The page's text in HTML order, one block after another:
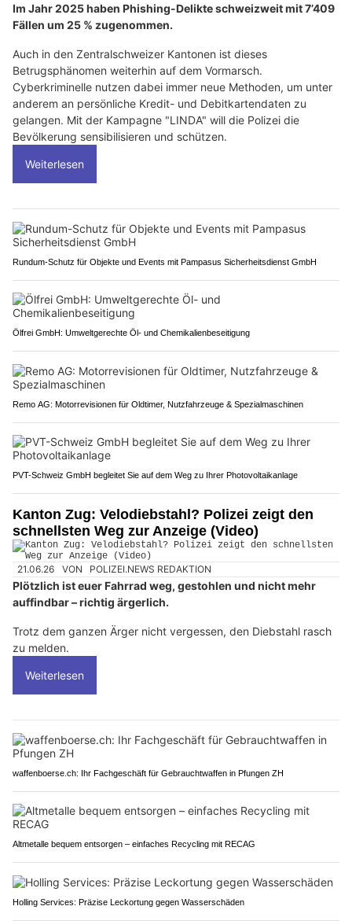
Im Jahr 2025 haben Phishing-Delikte schweizweit mit 7’409
Fällen um 25 % zugenommen.
Auch in den Zentralschweizer Kantonen ist dieses
Betrugsphänomen weiterhin auf dem Vormarsch.
Cyberkriminelle nutzen dabei immer neue Methoden, um unter
anderem an persönliche Kredit- und Debitkartendaten zu
gelangen. Mit der Kampagne "LINDA" will die Polizei die
Bevölkerung sensibilisieren und schützen.
Weiterlesen
Rundum-Schutz für Objekte und Events mit Pampasus Sicherheitsdienst GmbH
Ölfrei GmbH: Umweltgerechte Öl- und Chemikalienbeseitigung
Remo AG: Motorrevisionen für Oldtimer, Nutzfahrzeuge & Spezialmaschinen
PVT-Schweiz GmbH begleitet Sie auf dem Weg zu Ihrer Photovoltaikanlage
Kanton Zug: Velodiebstahl? Polizei zeigt den
schnellsten Weg zur Anzeige (Video)
21.06.26 VON POLIZEI.NEWS REDAKTION
Plötzlich ist euer Fahrrad weg, gestohlen und nicht mehr
auffindbar – richtig ärgerlich.
Trotz dem ganzen Ärger nicht vergessen, den Diebstahl rasch
zu melden.
Weiterlesen
waffenboerse.ch: Ihr Fachgeschäft für Gebrauchtwaffen in Pfungen ZH
Altmetalle bequem entsorgen – einfaches Recycling mit RECAG
Holling Services: Präzise Leckortung gegen Wasserschäden